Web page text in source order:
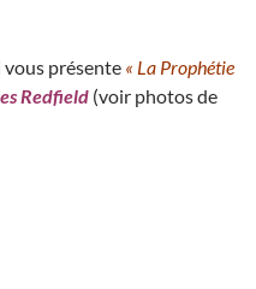
vous présente « La Prophétie
Redfield (voir photos de